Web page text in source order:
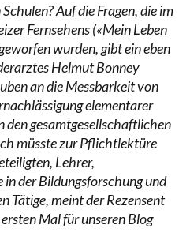
Auf die Fragen, die im
Fernsehens («Mein Leben
wurden, gibt ein eben
Helmut Bonney
an die Messbarkeit von
elementarer
den gesamtgesellschaftlichen
müsste zur Pflichtlektüre
Lehrer,
der Bildungsforschung und
Tätige, meint der Rezensent
Mal für unseren Blog